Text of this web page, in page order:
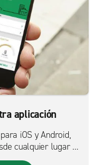
aplicación
iOS y Android,
cualquier lugar es
nunca.